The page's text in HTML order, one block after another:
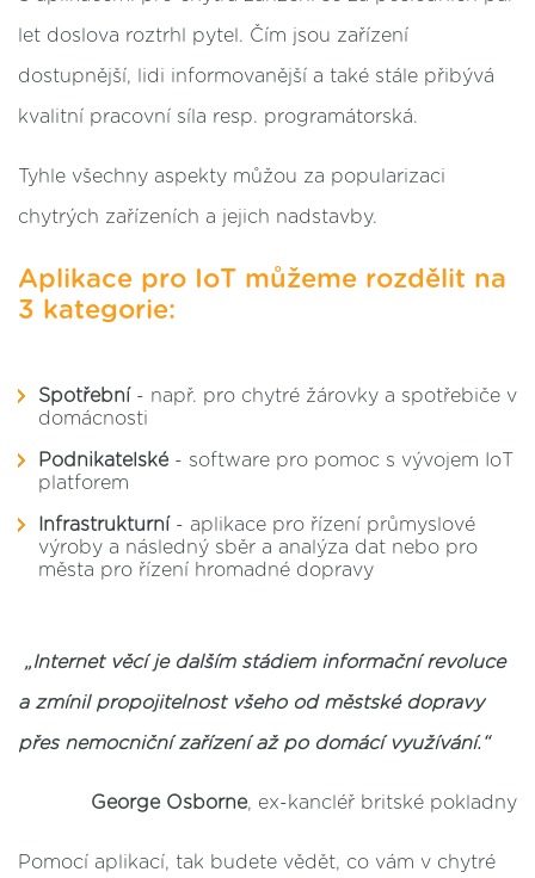
let doslova roztrhl pytel. Čím jsou zařízení
dostupnější, lidi informovanější a také stále přibývá
kvalitní pracovní síla resp. programátorská.
Tyhle všechny aspekty můžou za popularizaci
chytrých zařízeních a jejich nadstavby.
Aplikace pro IoT můžeme rozdělit na
3 kategorie:
Spotřební - např. pro chytré žárovky a spotřebiče v
domácnosti
Podnikatelské - software pro pomoc s vývojem IoT
platforem
Infrastrukturní - aplikace pro řízení průmyslové
výroby a následný sběr a analýza dat nebo pro
města pro řízení hromadné dopravy
„Internet věcí je dalším stádiem informační revoluce
a zmínil propojitelnost všeho od městské dopravy
přes nemocniční zařízení až po domácí využívání.“
George Osborne, ex-kancléř britské pokladny
Pomocí aplikací, tak budete vědět, co vám v chytré